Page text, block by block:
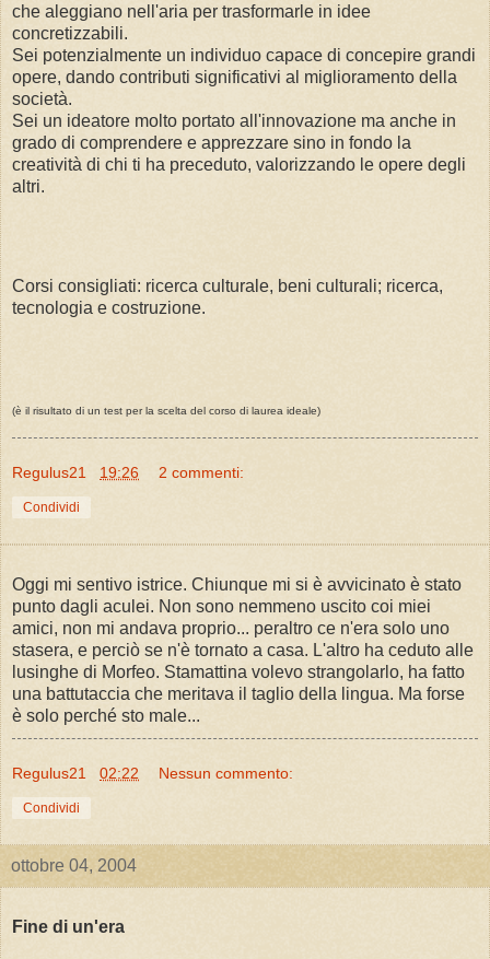
che aleggiano nell'aria per trasformarle in idee
concretizzabili.
Sei potenzialmente un individuo capace di concepire grandi
opere, dando contributi significativi al miglioramento della
società.
Sei un ideatore molto portato all'innovazione ma anche in
grado di comprendere e apprezzare sino in fondo la
creatività di chi ti ha preceduto, valorizzando le opere degli
altri.
Corsi consigliati: ricerca culturale, beni culturali; ricerca,
tecnologia e costruzione.
(è il risultato di un test per la scelta del corso di laurea ideale)
Regulus21 19:26 2 commenti:
Condividi
Oggi mi sentivo istrice. Chiunque mi si è avvicinato è stato
punto dagli aculei. Non sono nemmeno uscito coi miei
amici, non mi andava proprio... peraltro ce n'era solo uno
stasera, e perciò se n'è tornato a casa. L'altro ha ceduto alle
lusinghe di Morfeo. Stamattina volevo strangolarlo, ha fatto
una battutaccia che meritava il taglio della lingua. Ma forse
è solo perché sto male...
Regulus21 02:22 Nessun commento:
Condividi
ottobre 04, 2004
Fine di un'era